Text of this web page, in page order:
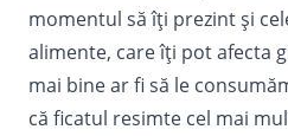
momentul să îți prezint și
alimente, care îți pot afecta
mai bine ar fi să le
că ficatul resimte cel mai